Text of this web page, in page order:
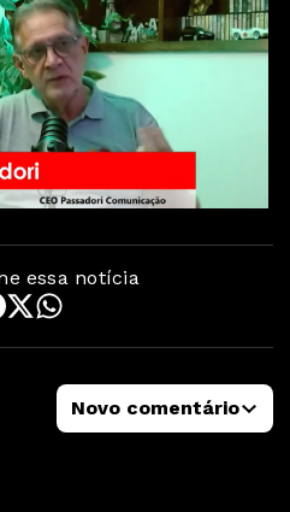
essa notícia
Novo comentário